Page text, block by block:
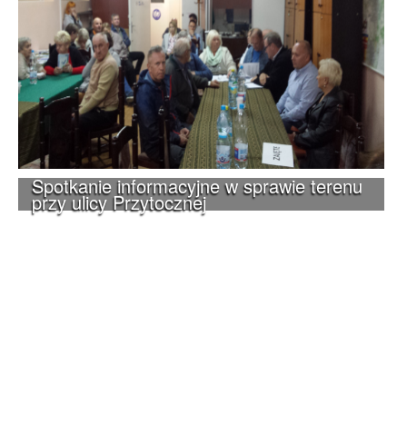
Spotkanie informacyjne w sprawie terenu
przy ulicy Przytocznej